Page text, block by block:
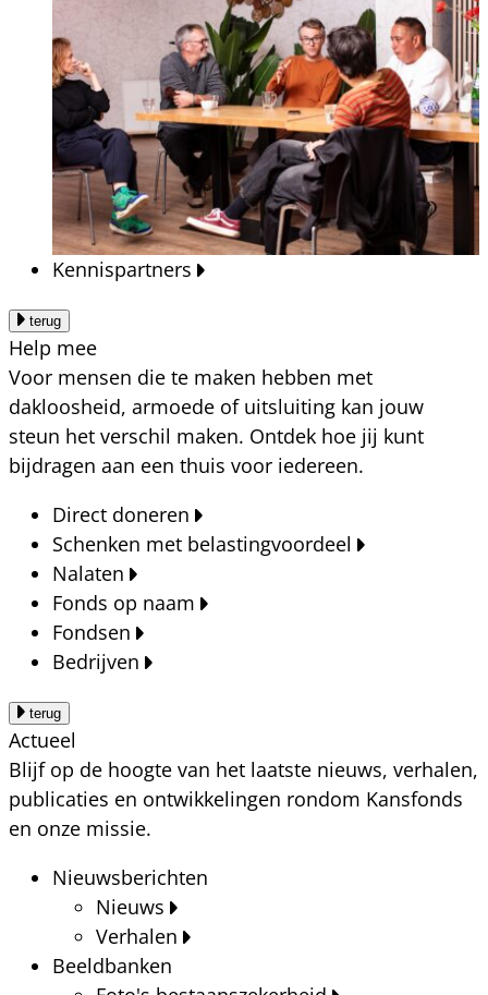
Kennispartners
terug
Help mee
Voor mensen die te maken hebben met
dakloosheid, armoede of uitsluiting kan jouw
steun het verschil maken. Ontdek hoe jij kunt
bijdragen aan een thuis voor iedereen.
Direct doneren
Schenken met belastingvoordeel
Nalaten
Fonds op naam
Fondsen
Bedrijven
terug
Actueel
Blijf op de hoogte van het laatste nieuws, verhalen,
publicaties en ontwikkelingen rondom Kansfonds
en onze missie.
Nieuwsberichten
Nieuws
Verhalen
Beeldbanken